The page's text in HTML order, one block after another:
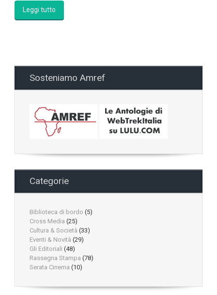
Leggi tutto
Sosteniamo Amref
Categorie
Biblioteca di bordo (5)
Cross Media (25)
Cultura & Società (33)
Eventi & Novità (29)
Gli Editoriali (48)
Rassegna Stampa (78)
Serata Cinema (10)